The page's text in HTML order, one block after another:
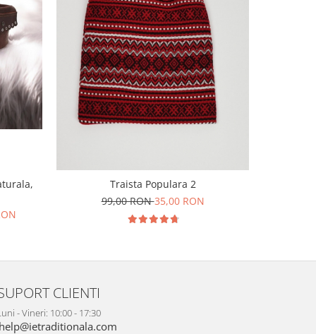
Traista Populara 2
99,00 RON35,00 RON
CLIENTI
- Vineri: 10:00 - 17:30